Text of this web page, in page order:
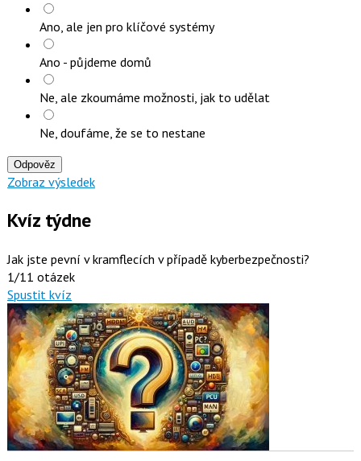
Ano, ale jen pro klíčové systémy
Ano - půjdeme domů
Ne, ale zkoumáme možnosti, jak to udělat
Ne, doufáme, že se to nestane
Odpověz
Zobraz výsledek
Kvíz týdne
Jak jste pevní v kramflecích v případě kyberbezpečnosti?
1/11 otázek
Spustit kvíz